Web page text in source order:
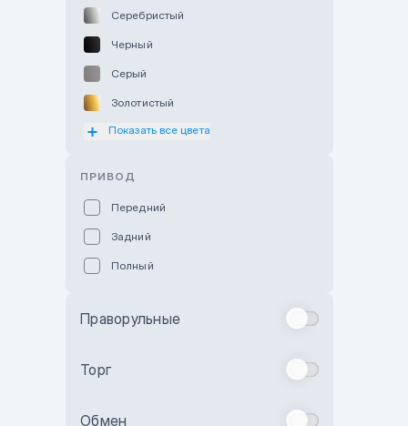
Серебристый
Черный
Серый
Золотистый
Оранжевый
Бежевый
Показать все цвета
ПРИВОД
Передний
Задний
Полный
Праворульные
Торг
Обмен